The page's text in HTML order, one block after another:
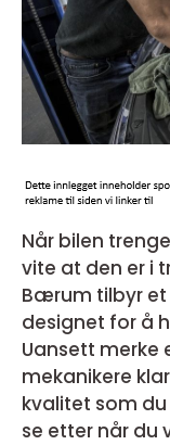
Når bilen
vite at den er i
Bærum tilbyr
designet for å
Uansett merke
mekanikere
kvalitet som
se etter når du